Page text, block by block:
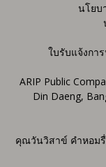
นโยบ
ใบรับแจ้งกา
ARIP Public
Din Daeng,
คุณวันวิสาข์ คำหอม